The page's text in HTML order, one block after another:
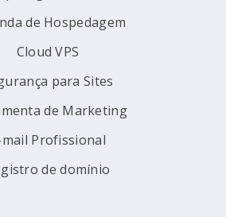
de Hospedagem
Cloud VPS
para Sites
de Marketing
mail Profissional
de domínio